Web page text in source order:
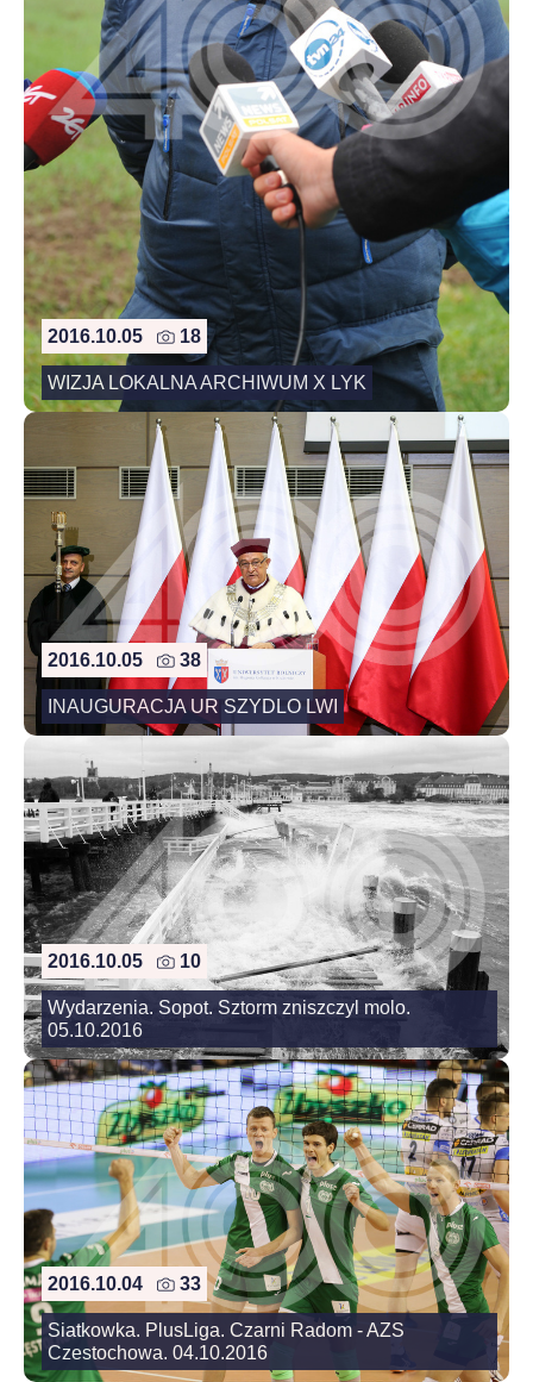
2016.10.05 18
WIZJA LOKALNA ARCHIWUM X LYK
2016.10.05 38
INAUGURACJA UR SZYDLO LWI
2016.10.05 10
Wydarzenia. Sopot. Sztorm zniszczyl molo.
05.10.2016
2016.10.04 33
Siatkowka. PlusLiga. Czarni Radom - AZS
Czestochowa. 04.10.2016